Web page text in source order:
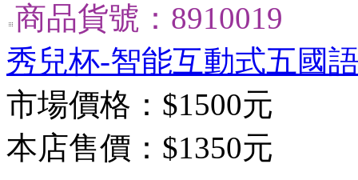
商品貨號：8910019
秀兒杯-智能互動式五國
市場價格： $1500元
本店售價： $1350元